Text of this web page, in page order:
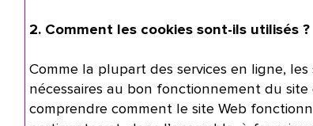
2. Comment les cookies sont-ils utilisés ?
Comme la plupart des services en ligne,
nécessaires au bon fonctionnement du
comprendre comment le site Web